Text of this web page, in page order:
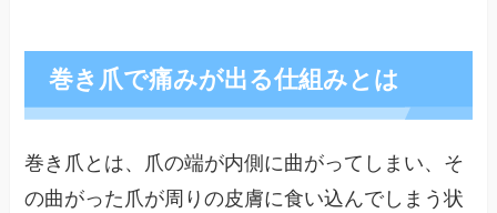
巻き爪で痛みが出る仕組みとは
巻き爪とは、爪の端が内側に曲がってしまい、そ
の曲がった爪が周りの皮膚に食い込んでしまう状